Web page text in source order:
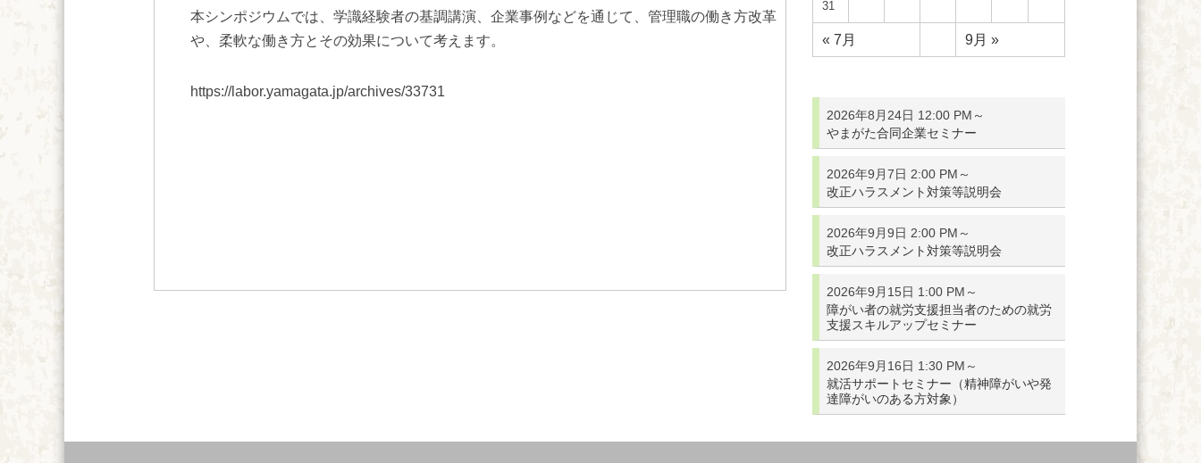
本シンポジウムでは、学識経験者の基調講演、企業事例などを通じて、管理職の働き方改革
や、柔軟な働き方とその効果について考えます。
https://labor.yamagata.jp/archives/33731
31
« 7月 9月 »
2026年8月24日 12:00 PM～
やまがた合同企業セミナー
2026年9月7日 2:00 PM～
改正ハラスメント対策等説明会
2026年9月9日 2:00 PM～
改正ハラスメント対策等説明会
2026年9月15日 1:00 PM～
障がい者の就労支援担当者のための就労
支援スキルアップセミナー
2026年9月16日 1:30 PM～
就活サポートセミナー（精神障がいや発
達障がいのある方対象）